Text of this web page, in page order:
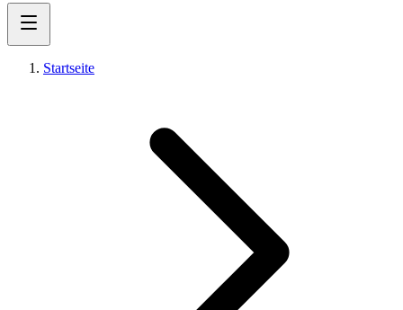
Startseite